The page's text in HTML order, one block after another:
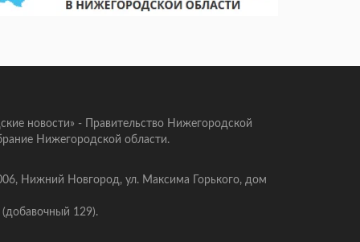
новости» - Правительство Нижегородской
Нижегородской области.
Нижний Новгород, ул. Максима Горького, дом
129).